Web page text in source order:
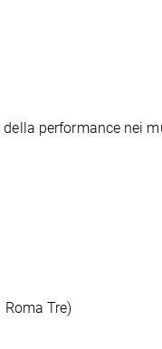
performance nei
Tre)